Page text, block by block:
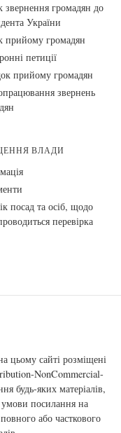
звернення громадян до
України
прийому громадян
петиції
прийому громадян
звернень
ВЛАДИ
посад та осіб, щодо
перевірка
цьому сайті розміщені
NonCommercial-
будь-яких матеріалів,
умови посилання на
або часткового